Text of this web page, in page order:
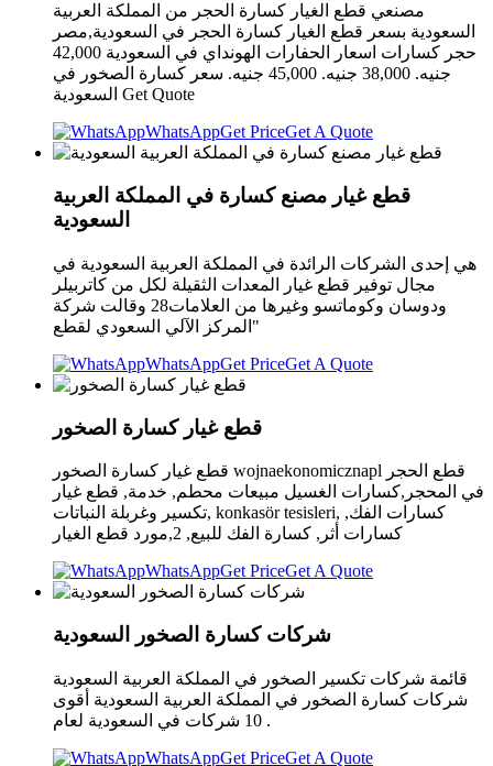
مصنعي قطع الغيار كسارة الحجر من المملكة العربية
السعودية بسعر قطع الغيار كسارة الحجر في السعودية,مصر
حجر كسارات اسعار الحفارات الهونداي في السعودية 42,000
جنيه. 38,000 جنيه. 45,000 جنيه. سعر كسارة الصخور في
السعودية Get Quote
WhatsAppGet PriceGet A Quote
قطع غيار مصنع كسارة في المملكة العربية
السعودية
هي إحدى الشركات الرائدة في المملكة العربية السعودية في
مجال توفير قطع غيار المعدات الثقيلة لكل من كاتربيلر
ودوسان وكوماتسو وغيرها من العلامات28 وقالت شركة
"المركز الآلي السعودي لقطع
WhatsAppGet PriceGet A Quote
قطع غيار كسارة الصخور
قطع غيار كسارة الصخور wojnaekonomicznapl قطع الحجر
في المحجر,كسارات الغسيل مبيعات محطم, خدمة, قطع غيار
تكسير وغربلة النباتات, konkasör tesisleri, كسارات الفك,
كسارات أثر, كسارة الفك للبيع, 2,مورد قطع الغيار
WhatsAppGet PriceGet A Quote
شركات كسارة الصخور السعودية
قائمة شركات تكسير الصخور في المملكة العربية السعودية
شركات كسارة الصخور في المملكة العربية السعودية أقوى
10 شركات في السعودية لعام .
WhatsAppGet PriceGet A Quote